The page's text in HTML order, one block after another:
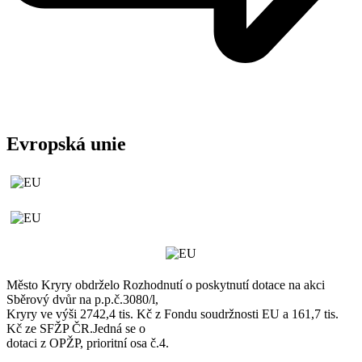
Evropská unie
Město Kryry obdrželo Rozhodnutí o poskytnutí dotace na akci
Sběrový dvůr na p.p.č.3080/l,
Kryry ve výši 2742,4 tis. Kč z Fondu soudržnosti EU a 161,7 tis.
Kč ze SFŽP ČR.Jedná se o
dotaci z OPŽP, prioritní osa č.4.